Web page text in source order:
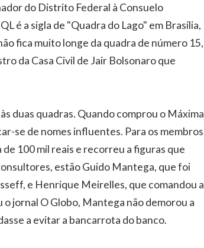
do Distrito Federal à Consuelo
é a sigla de "Quadra do Lago" em Brasília,
fica muito longe da quadra de número 15,
da Casa Civil de Jair Bolsonaro que
duas quadras. Quando comprou o Máxima
se de nomes influentes. Para os membros
100 mil reais e recorreu a figuras que
estão Guido Mantega, que foi
e Henrique Meirelles, que comandou a
jornal O Globo, Mantega não demorou a
a evitar a bancarrota do banco.